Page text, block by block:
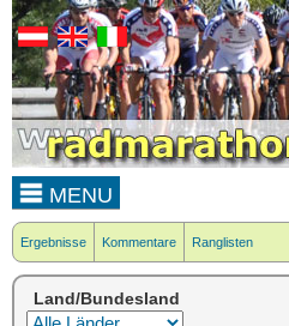
MENU
Ergebnisse Kommentare Ranglisten
Land/Bundesland